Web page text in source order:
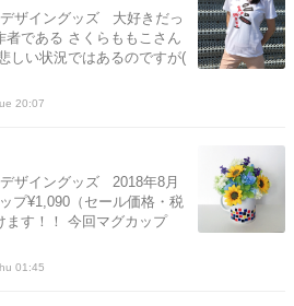
ザイングッズ 大好きだっ
者である さくらももこさん
しい状況ではあるのですが(
20:07
ザイングッズ 2018年8月
プ¥1,090（セール価格・税
ます！！ 今回マグカップ
01:45